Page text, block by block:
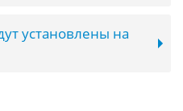
установлены на